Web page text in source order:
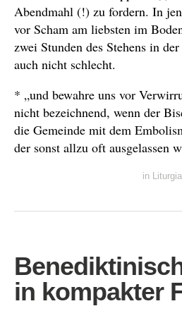
Abendmahl (!) zu fordern. In
vor Scham am liebsten im
zwei Stunden des Stehens in
auch nicht schlecht.
* „und bewahre uns vor
nicht bezeichnend, wenn der
die Gemeinde mit dem
der sonst allzu oft ausgelassen
in Liturgia
in kompakter